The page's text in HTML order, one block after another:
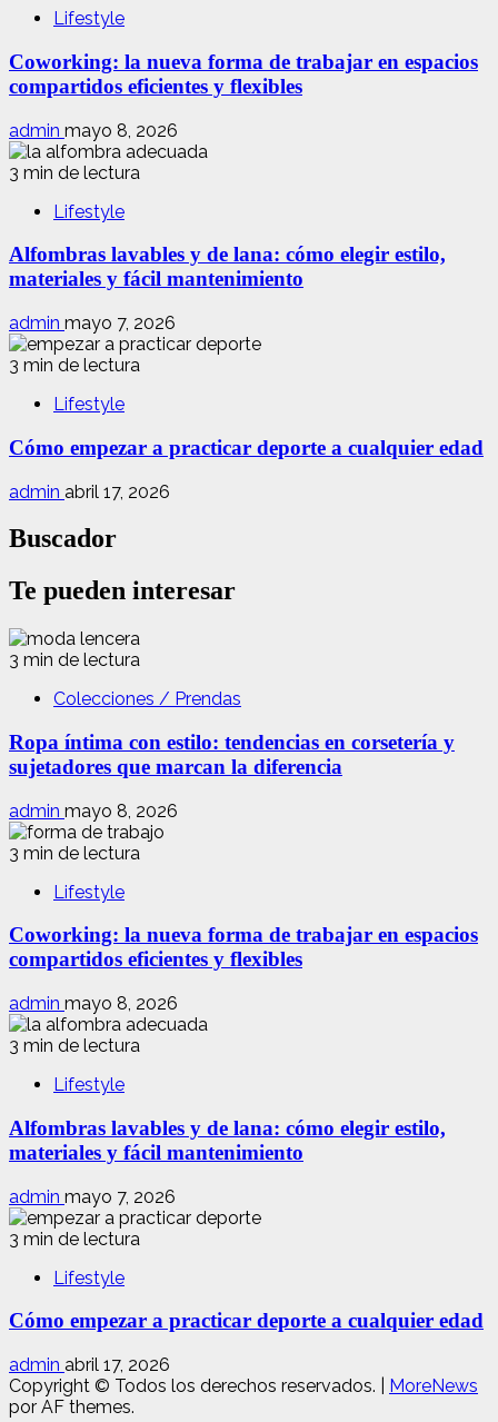
Lifestyle
Coworking: la nueva forma de trabajar en espacios
compartidos eficientes y flexibles
admin mayo 8, 2026
3 min de lectura
Lifestyle
Alfombras lavables y de lana: cómo elegir estilo,
materiales y fácil mantenimiento
admin mayo 7, 2026
3 min de lectura
Lifestyle
Cómo empezar a practicar deporte a cualquier edad
admin abril 17, 2026
Buscador
Te pueden interesar
3 min de lectura
Colecciones / Prendas
Ropa íntima con estilo: tendencias en corsetería y
sujetadores que marcan la diferencia
admin mayo 8, 2026
3 min de lectura
Lifestyle
Coworking: la nueva forma de trabajar en espacios
compartidos eficientes y flexibles
admin mayo 8, 2026
3 min de lectura
Lifestyle
Alfombras lavables y de lana: cómo elegir estilo,
materiales y fácil mantenimiento
admin mayo 7, 2026
3 min de lectura
Lifestyle
Cómo empezar a practicar deporte a cualquier edad
admin abril 17, 2026
Copyright © Todos los derechos reservados.
MoreNews
por AF themes.